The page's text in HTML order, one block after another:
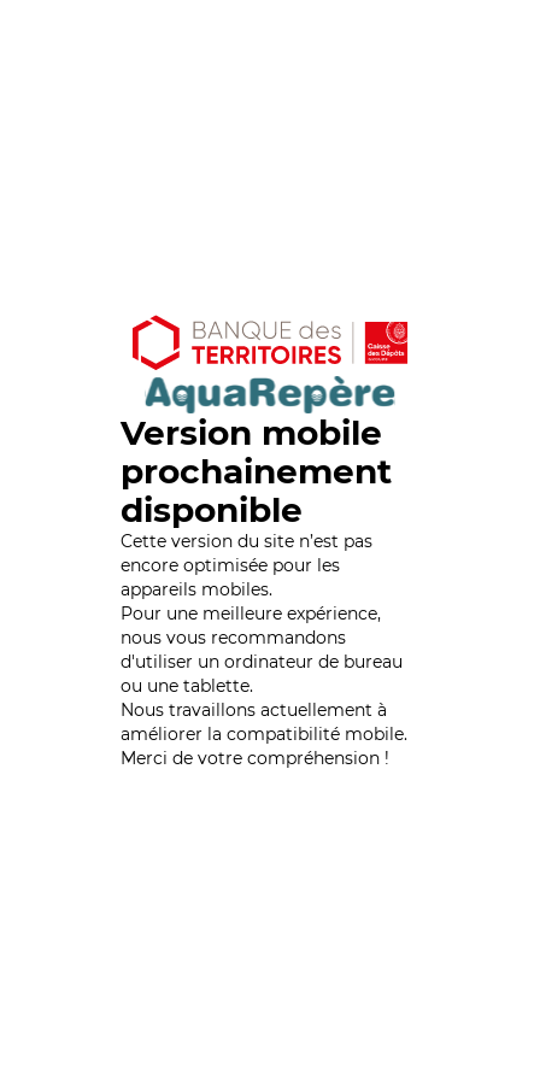
Version mobile
prochainement
disponible
Cette version du site n’est pas
encore optimisée pour les
appareils mobiles.
Pour une meilleure expérience,
nous vous recommandons
d'utiliser un ordinateur de bureau
ou une tablette.
Nous travaillons actuellement à
améliorer la compatibilité mobile.
Merci de votre compréhension !